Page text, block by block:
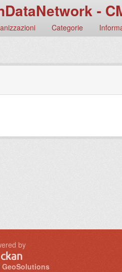
-
Categorie
by
GeoSolutions